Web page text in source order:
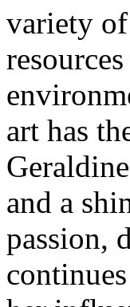
variety of
art has
and a
passion,